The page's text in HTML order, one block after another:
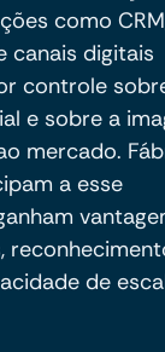
como
canais digitais
controle
e sobre a
mercado.
a esse
de